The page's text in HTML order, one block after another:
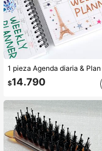
$14.790